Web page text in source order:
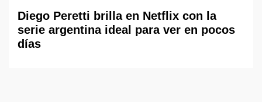
Diego Peretti brilla en Netflix con la
serie argentina ideal para ver en pocos
días